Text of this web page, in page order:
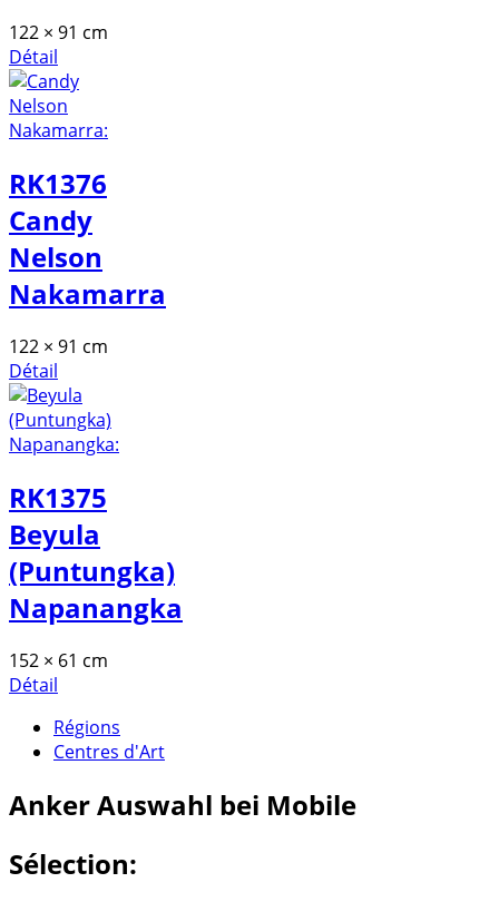
122 × 91 cm
Détail
RK1376
Candy
Nelson
Nakamarra
122 × 91 cm
Détail
RK1375
Beyula
(Puntungka)
Napanangka
152 × 61 cm
Détail
Régions
Centres d'Art
AnkerAuswahl bei Mobile
Sélection: